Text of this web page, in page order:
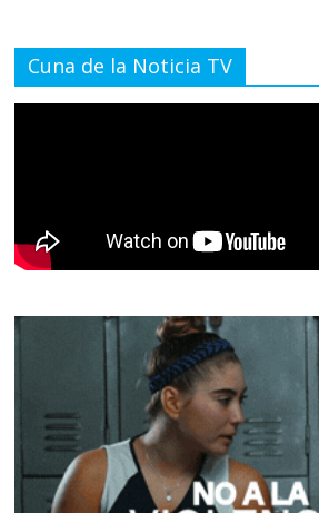
Cuna de la Noticia TV